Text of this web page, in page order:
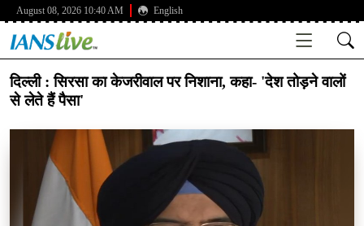
August 08, 2026 10:40 AM English
दिल्ली : सिरसा का केजरीवाल पर निशाना, कहा- 'देश तोड़ने वालों
से लेते हैं पैसा'